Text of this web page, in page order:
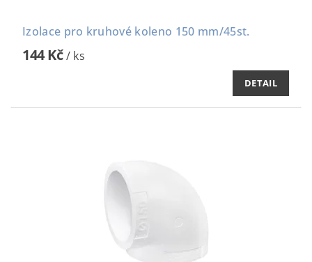
Izolace pro kruhové koleno 150 mm/45st.
144 Kč/ ks
DETAIL